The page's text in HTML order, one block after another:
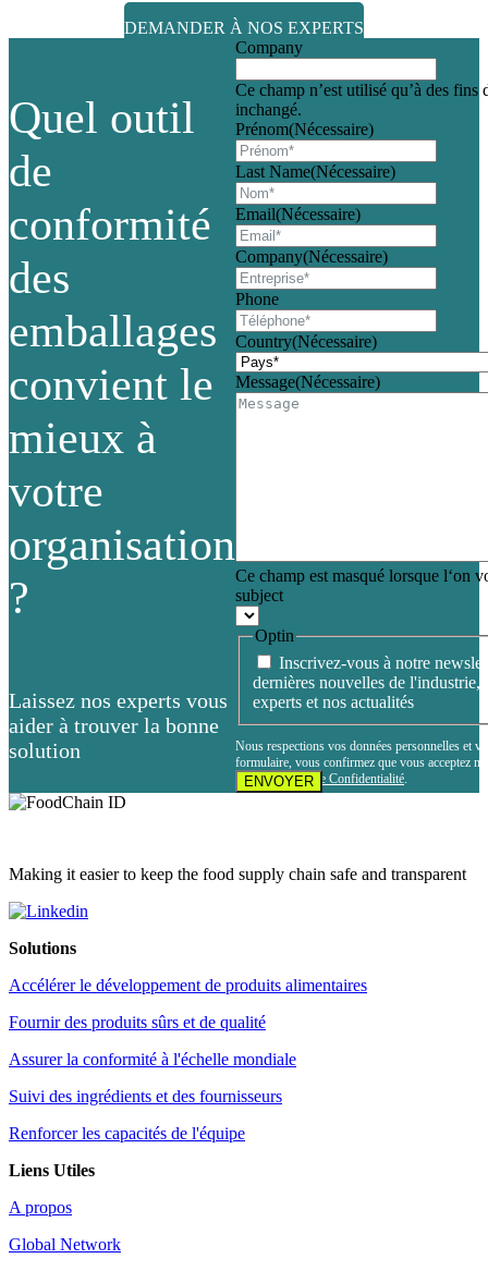
DEMANDER À NOS EXPERTS
Quel outil
de
conformité
des
emballages
convient le
mieux à
votre
organisation
?
Laissez nos experts vous
aider à trouver la bonne
solution
Company
Ce champ n’est utilisé qu’à des
inchangé.
Prénom(Nécessaire)
Last Name(Nécessaire)
Email(Nécessaire)
Company(Nécessaire)
Phone
Country(Nécessaire)
Message(Nécessaire)
Ce champ est masqué lorsque l‘on
subject
Optin
Inscrivez-vous à notre
dernières nouvelles de l'industrie,
experts et nos actualités
Nous respections vos données personnelles et
formulaire, vous confirmez que vous acceptez
notrePolitique de Confidentialité.
Making it easier to keep the food supply chain safe and transparent
Solutions
Accélérer le développement de produits alimentaires
Fournir des produits sûrs et de qualité
Assurer la conformité à l'échelle mondiale
Suivi des ingrédients et des fournisseurs
Renforcer les capacités de l'équipe
Liens Utiles
A propos
Global Network